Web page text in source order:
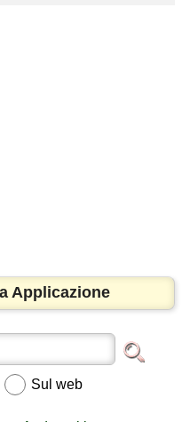
Applicazione
Sul web